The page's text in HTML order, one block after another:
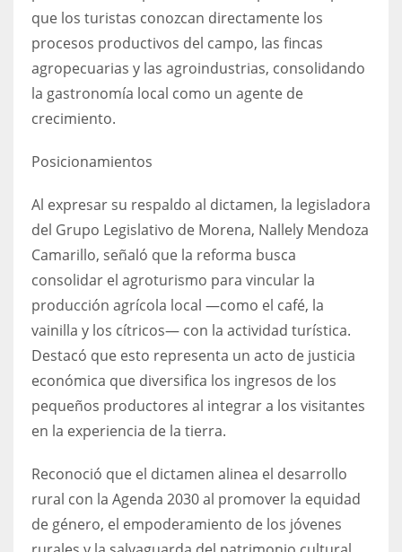
que los turistas conozcan directamente los
procesos productivos del campo, las fincas
agropecuarias y las agroindustrias, consolidando
la gastronomía local como un agente de
crecimiento.
Posicionamientos
Al expresar su respaldo al dictamen, la legisladora
del Grupo Legislativo de Morena, Nallely Mendoza
Camarillo, señaló que la reforma busca
consolidar el agroturismo para vincular la
producción agrícola local —como el café, la
vainilla y los cítricos— con la actividad turística.
Destacó que esto representa un acto de justicia
económica que diversifica los ingresos de los
pequeños productores al integrar a los visitantes
en la experiencia de la tierra.
Reconoció que el dictamen alinea el desarrollo
rural con la Agenda 2030 al promover la equidad
de género, el empoderamiento de los jóvenes